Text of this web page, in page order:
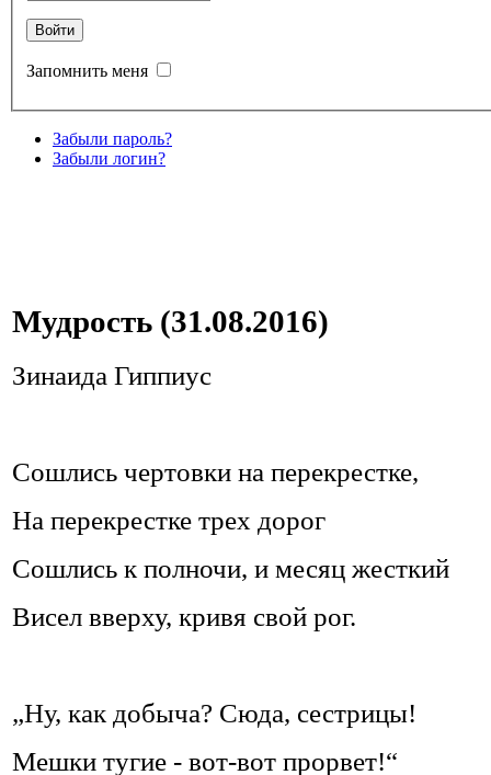
Запомнить меня
Забыли пароль?
Забыли логин?
Мудрость (31.08.2016)
Зинаида Гиппиус
Сошлись чертовки на перекрестке,
На перекрестке трех дорог
Сошлись к полночи, и месяц жесткий
Висел вверху, кривя свой рог.
„Ну, как добыча? Сюда, сестрицы!
Мешки тугие - вот-вот прорвет!“